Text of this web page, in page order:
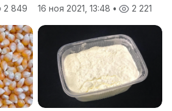
2 849
16 ноя 2021, 13:48 • 2 221